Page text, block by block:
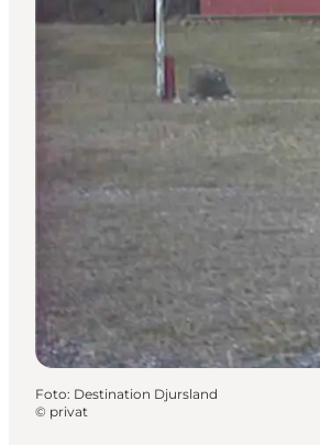
Foto: Destination Djursland
© privat